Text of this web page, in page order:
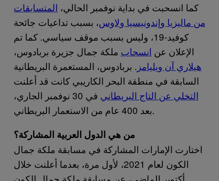
كما انسحبت في بداية نوفمبر الحالي، المتسابقات
من ماليزيا وإندونيسيا ولاوس، بسبب تداعيات جائحة
كوفيد-19، وليس بسبب موقف سياسي. كما تم
الإعلان عن انسحاب ملكة جمال جزيرة بربادوس،
هيلاري آن ويليامز . بربادوس، المستعمرة البريطانية
السابقة في منطقة البحر الكاريبي كانت قد أعلنت
التخلي عن التاج البريطاني
في 30 نوفمبر الجاري،
بعد 400 عام من الاستعمار البريطاني.
من هي الدول العربية المشاركة؟
اختارت الإمارات المشاركة في مسابقة ملكة جمال
الكون لعام 2021، لأول مرة، بعدما أعلنت خلال
أكتوبر الماضي، عن مسابقة ملكة جمال الكون